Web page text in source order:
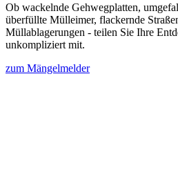
Ob wackelnde Gehwegplatten,
überfüllte Mülleimer, flackernde
Müllablagerungen - teilen Sie Ihre
unkompliziert mit.
zum Mängelmelder